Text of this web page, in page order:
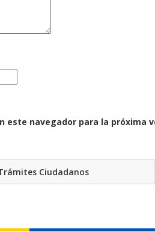
este navegador para la próxima
Ciudadanos